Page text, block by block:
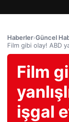
Haberler›Güncel
Film gibi olay! ABD
Film
işgal